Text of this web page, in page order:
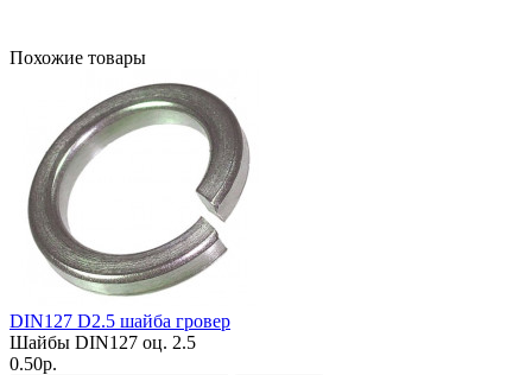
Похожие товары
DIN127 D2.5 шайба гровер
Шайбы DIN127 оц. 2.5
0.50р.